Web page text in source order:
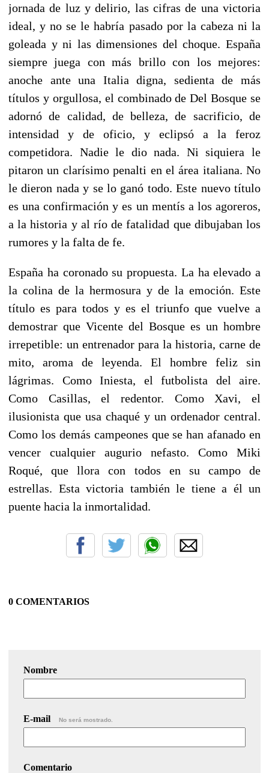
jornada de luz y delirio, las cifras de una victoria
ideal, y no se le habría pasado por la cabeza ni la
goleada y ni las dimensiones del choque. España
siempre juega con más brillo con los mejores:
anoche ante una Italia digna, sedienta de más
títulos y orgullosa, el combinado de Del Bosque se
adornó de calidad, de belleza, de sacrificio, de
intensidad y de oficio, y eclipsó a la feroz
competidora. Nadie le dio nada. Ni siquiera le
pitaron un clarísimo penalti en el área italiana. No
le dieron nada y se lo ganó todo. Este nuevo título
es una confirmación y es un mentís a los agoreros,
a la historia y al río de fatalidad que dibujaban los
rumores y la falta de fe.
España ha coronado su propuesta. La ha elevado a
la colina de la hermosura y de la emoción. Este
título es para todos y es el triunfo que vuelve a
demostrar que Vicente del Bosque es un hombre
irrepetible: un entrenador para la historia, carne de
mito, aroma de leyenda. El hombre feliz sin
lágrimas. Como Iniesta, el futbolista del aire.
Como Casillas, el redentor. Como Xavi, el
ilusionista que usa chaqué y un ordenador central.
Como los demás campeones que se han afanado en
vencer cualquier augurio nefasto. Como Miki
Roqué, que llora con todos en su campo de
estrellas. Esta victoria también le tiene a él un
puente hacia la inmortalidad.
0 COMENTARIOS
Nombre
E-mail No será mostrado.
Comentario